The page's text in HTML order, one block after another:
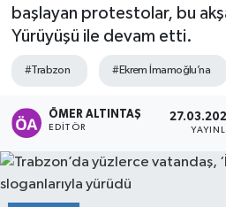
başlayan protestolar, bu
Yürüyüşü ile devam etti.
#Trabzon #Ekrem İmamoğlu’na
ÖMER ALTINTAŞ
EDITÖR